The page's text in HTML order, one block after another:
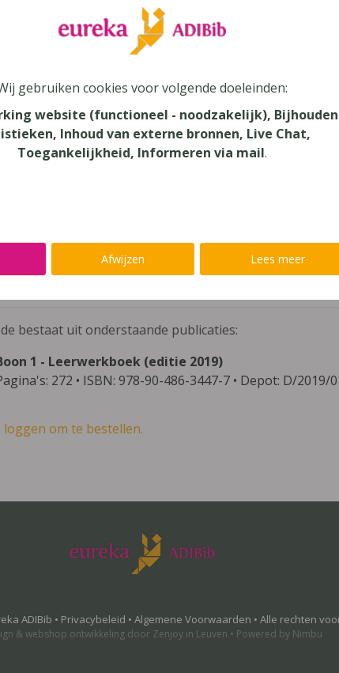
1
bestaat uit onderstaande publicaties:
1 - Leerwerkboek (editie 2019)
272 • ISBN: 978-90-486-3447-7 • Depot: D/2019/
loggen om te bestellen.
ADIBib • Privacybeleid • Algemene Voorwaarden • Alle rechten
& webshop ontwikkelingdoor Zenjoy in Leuven • Powered by Nimbu
gebruiken cookies voor volgende doeleinden:
website (functioneel - noodzakelijk), Bijhouden
Inhoud van externe bronnen, Live Chat,
Toegankelijkheid, Informeren via mail.
Afwijzen Lees meer